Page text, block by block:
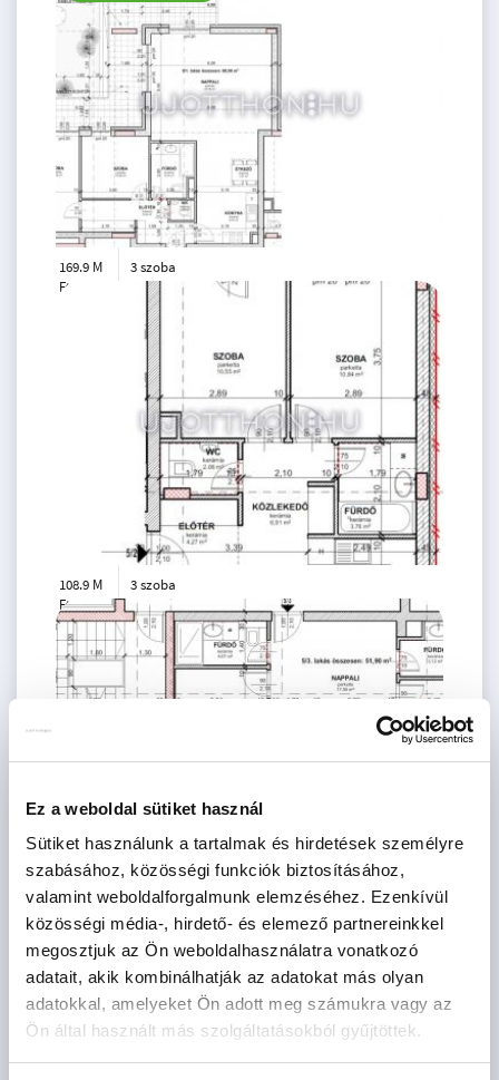
Ez a weboldal sütiket használ
Sütiket használunk a tartalmak és hirdetések személyre
szabásához, közösségi funkciók biztosításához,
valamint weboldalforgalmunk elemzéséhez. Ezenkívül
közösségi média-, hirdető- és elemező partnereinkkel
megosztjuk az Ön weboldalhasználatra vonatkozó
adatait, akik kombinálhatják az adatokat más olyan
adatokkal, amelyeket Ön adott meg számukra vagy az
Ön által használt más szolgáltatásokból gyűjtöttek.
169.9 M
Ft
3 szoba
5. emelet
108.9 M
Ft
59 m2
3 szoba
5. emelet
105.9 M
Ft
3 szoba
5. emelet
CSOK igényelhető